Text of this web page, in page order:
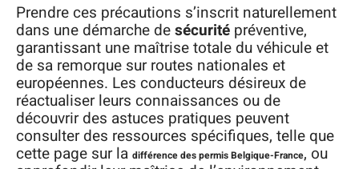
Prendre ces précautions s’inscrit naturellement
dans une démarche desécurité préventive,
garantissant une maîtrise totale du véhicule et
de sa remorque sur routes nationales et
européennes. Les conducteurs désireux de
réactualiser leurs connaissances ou de
découvrir des astuces pratiques peuvent
consulter des ressources spécifiques, telle que
cette page sur la différence des permis Belgique-France, ou